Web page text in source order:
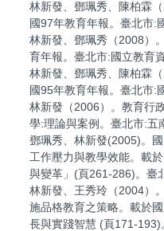
林新發、鄧珮秀、陳柏霖
國97年教育年報。臺北市:
林新發、鄧珮秀（2008）
育年報。臺北市:國立教育
林新發、鄧珮秀、陳柏霖
國95年教育年報。臺北市:
林新發（2006）。教育行
學:理論與案例。臺北市:五
鄧珮秀、林新發(2005)。
工作壓力與教學效能。載
與變革」(頁261-286)。臺
林新發、王秀玲（2004）
施品格教育之策略。載於
長與實踐智慧 (頁171-193)